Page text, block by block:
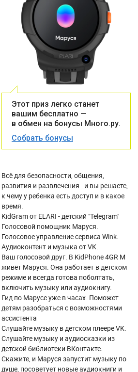
Этот приз легко станет
вашим бесплатно —
в обмен на бонусы Много.ру.
Собрать бонусы
Всё для безопасности, общения,
развития и развлечения - и вы решаете,
к чему у ребенка есть доступ и в какое
время.
KidGram от ELARI - детский "Telegram"
Голосовой помощник Маруся.
Голосовое управление сервиса Wink.
Аудиоконтент и музыка от VK.
Ваш голосовой друг. В KidPhone 4GR M
живёт Маруся. Она работает в детском
режиме и всегда готова поболтать,
включить музыку или аудиокнигу.
Гид по Марусе уже в часах. Поможет
детям разобраться с возможностями
ассистента
Слушайте музыку в детском плеере VK.
Слушайте музыку и аудиосказки из
детской библиотеки ВКонтакте.
Скажите, и Маруся запустит музыку по
душе, посоветует новые аудиокниги и